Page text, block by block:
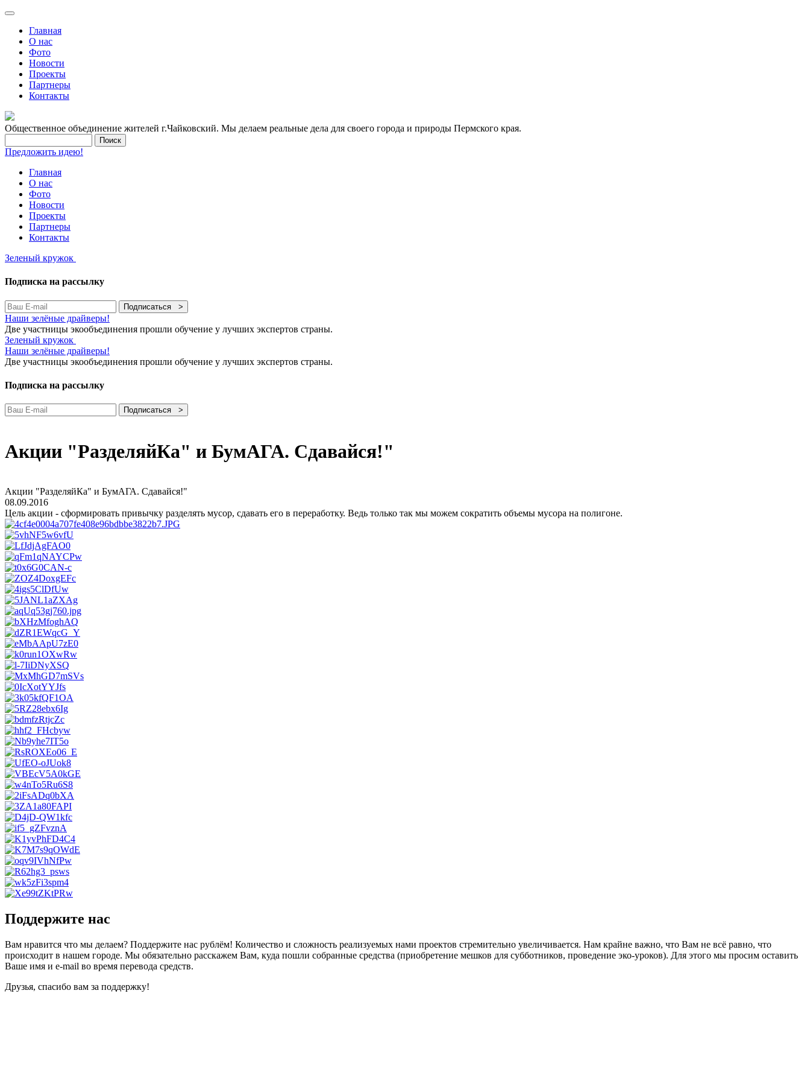
Главная
О нас
Фото
Новости
Проекты
Партнеры
Контакты
Общественное объединение жителей г.Чайковский. Мы делаем реальные дела для своего города и природы Пермского края.
Предложить идею!
Главная
О нас
Фото
Новости
Проекты
Партнеры
Контакты
Зеленый кружок
Подписка на рассылку
Подписаться >
Наши зелёные драйверы!
Две участницы экообъединения прошли обучение у лучших экспертов страны.
Зеленый кружок
Наши зелёные драйверы!
Две участницы экообъединения прошли обучение у лучших экспертов страны.
Подписка на рассылку
Подписаться >
Акции "РазделяйКа" и БумАГА. Сдавайся!"
Акции "РазделяйКа" и БумАГА. Сдавайся!"
08.09.2016
Цель акции - сформировать привычку разделять мусор, сдавать его в переработку. Ведь только так мы можем сократить объемы мусора на полигоне.
Поддержите нас
Вам нравится что мы делаем? Поддержите нас рублём! Количество и сложность реализуемых нами проектов стремительно увеличивается. Нам крайне важно, что Вам не всё равно, что
происходит в нашем городе. Мы обязательно расскажем Вам, куда пошли собранные средства (приобретение мешков для субботников, проведение эко-уроков). Для этого мы просим оставить
Ваше имя и e-mail во время перевода средств.
Друзья, спасибо вам за поддержку!